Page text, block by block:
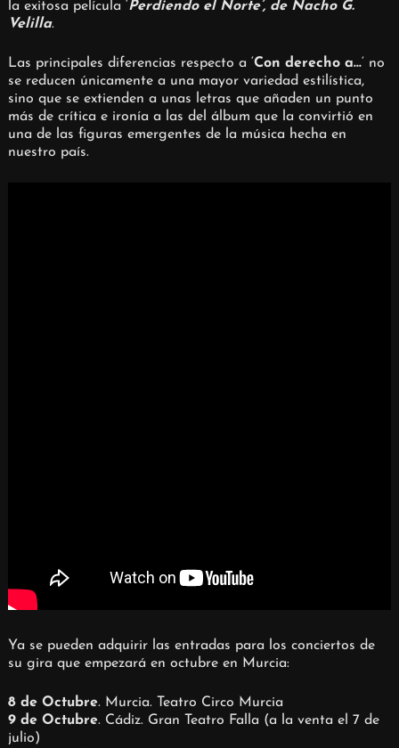
la exitosa película ‘Perdiendo el Norte’, de Nacho G.
Velilla.
Las principales diferencias respecto a ‘Con derecho a…‘ no
se reducen únicamente a una mayor variedad estilística,
sino que se extienden a unas letras que añaden un punto
más de crítica e ironía a las del álbum que la convirtió en
una de las figuras emergentes de la música hecha en
nuestro país.
Ya se pueden adquirir las entradas para los conciertos de
su gira que empezará en octubre en Murcia:
8 de Octubre. Murcia. Teatro Circo Murcia
9 de Octubre. Cádiz. Gran Teatro Falla (a la venta el 7 de
julio)